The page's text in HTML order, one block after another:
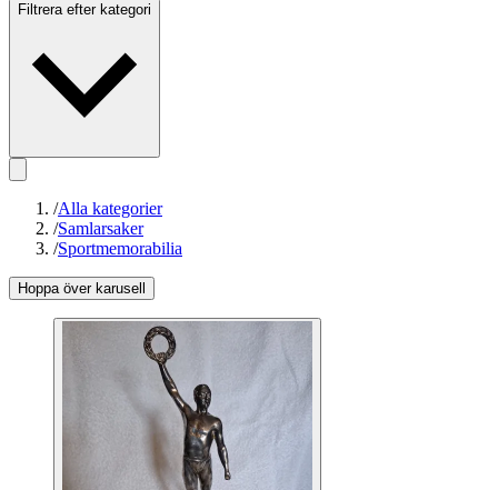
Filtrera efter kategori
/Alla kategorier
/Samlarsaker
/Sportmemorabilia
Hoppa över karusell